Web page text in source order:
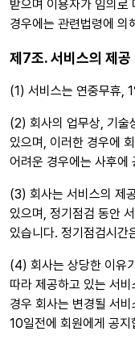
받으며 이용자가 임의로
경우에는 관련법령에 의
제7조. 서비스의 제공
(1) 서비스는 연중무휴,
(2) 회사의 업무상, 기술
있으며, 이러한 경우에
어려운 경우에는 사후에
(3) 회사는 서비스의 제
있으며, 정기점검 동안
있습니다. 정기점검시간
(4) 회사는 상당한 이유
따라 제공하고 있는 서
경우 회사는 변경될 서
10일전에 회원에게 공지